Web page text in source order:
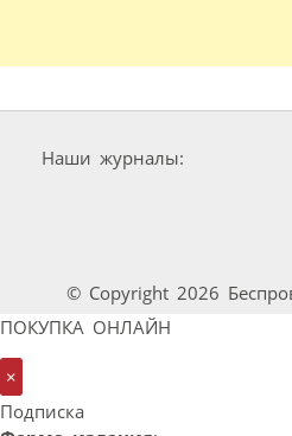
Наши журналы:
© Copyright 2026
ПОКУПКА ОНЛАЙН
×
Подписка